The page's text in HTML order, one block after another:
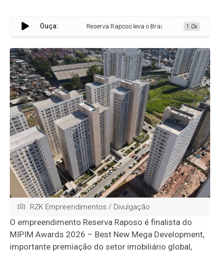
Ouça: Reserva Raposo leva o Brasil ao debate global da
1.0x
RZK Empreendimentos / Divulgação
O empreendimento Reserva Raposo é finalista do
MIPIM Awards 2026 – Best New Mega Development,
importante premiação do setor imobiliário global,